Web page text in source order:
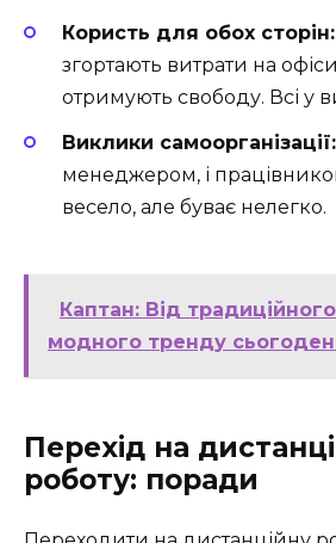
Користь для обох сторін:
згортають витрати на
отримують свободу. Всі у
Виклики самоорганізації:
менеджером, і
весело, але буває нелегко.
Каптан: Від
модного тренду
Перехід на
роботу: поради